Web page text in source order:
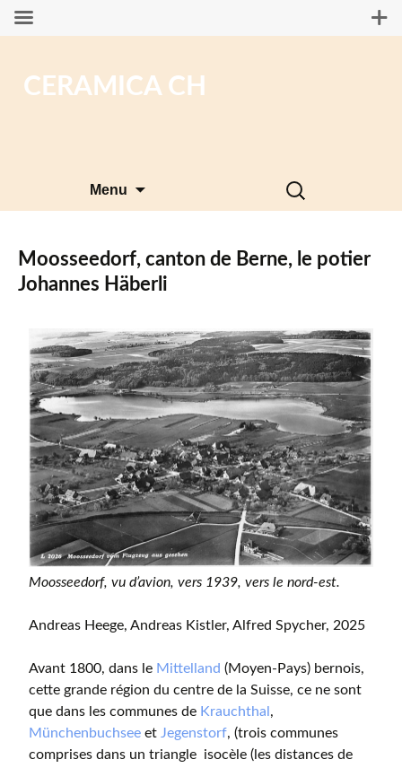
CERAMICA CH
Menu
Rechercher :
Moosseedorf, canton de Berne, le potier
Johannes Häberli
Moosseedorf, vu d’avion, vers 1939, vers le nord-est.
Andreas Heege, Andreas Kistler, Alfred Spycher, 2025
Avant 1800, dans le Mittelland (Moyen-Pays) bernois,
cette grande région du centre de la Suisse, ce ne sont
que dans les communes de Krauchthal ,
Münchenbuchsee et Jegenstorf, (trois communes
comprises dans un triangle isocèle (les distances de